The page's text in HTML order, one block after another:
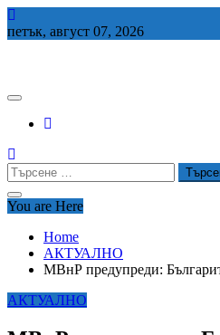
Skip
to
петък, август 07, 2026
Търсене
за:
You are Here
Home
АКТУАЛНО
МВнР предупреди:
АКТУАЛНО